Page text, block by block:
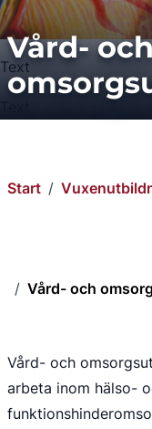
Text
Vård-
Start /
/ Vård- och
Vård- och
arbeta inom hälso-